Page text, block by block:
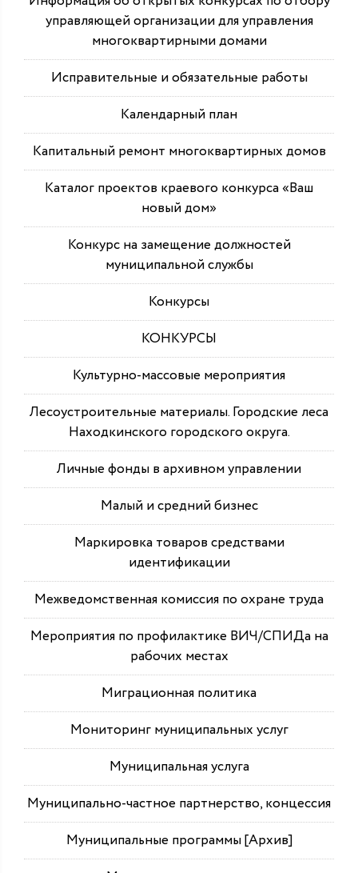
управляющей организации для управления
многоквартирными домами
Исправительные и обязательные работы
Календарный план
Капитальный ремонт многоквартирных домов
Каталог проектов краевого конкурса «Ваш
новый дом»
Конкурс на замещение должностей
муниципальной службы
Конкурсы
КОНКУРСЫ
Культурно-массовые мероприятия
Лесоустроительные материалы. Городские леса
Находкинского городского округа.
Личные фонды в архивном управлении
Малый и средний бизнес
Маркировка товаров средствами
идентификации
Межведомственная комиссия по охране труда
Мероприятия по профилактике ВИЧ/СПИДа на
рабочих местах
Миграционная политика
Мониторинг муниципальных услуг
Муниципальная услуга
Муниципально-частное партнерство, концессия
Муниципальные программы [Архив]